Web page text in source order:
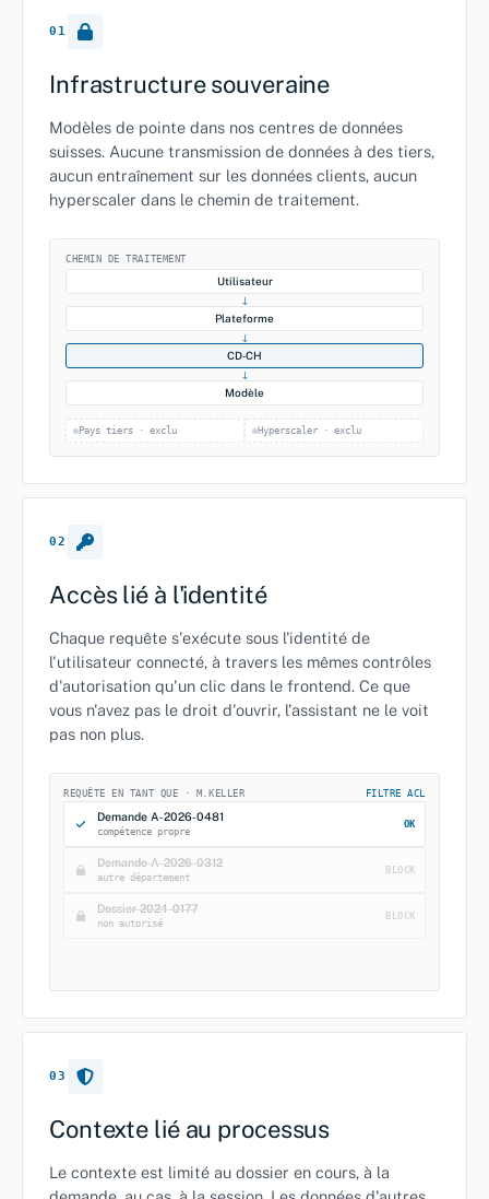
01
Infrastructure souveraine
Modèles de pointe dans nos centres de données
suisses. Aucune transmission de données à des tiers,
aucun entraînement sur les données clients, aucun
hyperscaler dans le chemin de traitement.
CHEMIN DE TRAITEMENT
Utilisateur
↓
Plateforme
↓
CD‑CH
↓
Modèle
Pays tiers · exclu Hyperscaler · exclu
02
Accès lié à l'identité
Chaque requête s'exécute sous l'identité de
l'utilisateur connecté, à travers les mêmes contrôles
d'autorisation qu'un clic dans le frontend. Ce que
vous n'avez pas le droit d'ouvrir, l'assistant ne le voit
pas non plus.
REQUÊTE EN TANT QUE · M.KELLER FILTRE ACL
Demande A‑2026‑0481
compétence propre
OK
Demande A‑2026‑0312
autre département
BLOCK
Dossier 2024‑0177
non autorisé
BLOCK
03
Contexte lié au processus
Le contexte est limité au dossier en cours, à la